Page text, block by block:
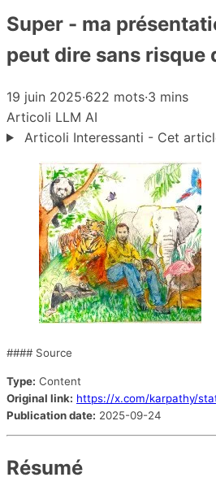
Super - ma
peut dire sans risque
19 juin 2025·622 mots·3 mins
Articoli LLM AI
Articoli Interessanti - Cet
#### Source
Type: Content
Original link: https://x.com/karpathy/
Publication date: 2025-09-24
Résumé